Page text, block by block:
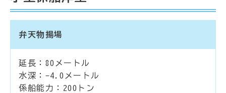
弁天物揚場
延長：80メートル
水深：-4.0メートル
係船能力：200トン